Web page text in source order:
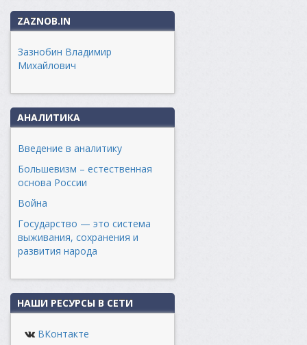
ZAZNOB.IN
Зазнобин Владимир
Михайлович
АНАЛИТИКА
Введение в аналитику
Большевизм – естественная
основа России
Война
Государство — это система
выживания, сохранения и
развития народа
НАШИ РЕСУРСЫ В СЕТИ
ВКонтакте